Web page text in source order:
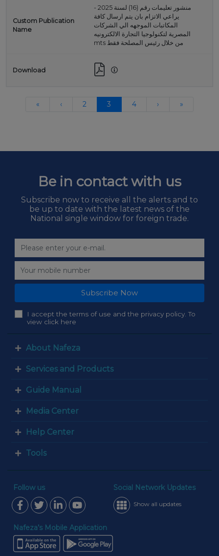
منشور تعليمات رقم (16) لسنة 2025 -
يراعي الاتزام بان يتم ارسال كافة
المكاتبات الموجهه الي الشركات
المصرية لتكنولوجيا التجارة الالكترونيه
mts من خلال رئيس المصلحة فقط
« ‹ 2 3 4 › »
Be in contact with us
Subscribe now to receive all the alerts and to
be up to date with the latest news of the
National single window for foreign trade.
Subscribe Now
I accept the terms of use and the privacy policy. To
view click here
About Nafeza
Services and Products
Guide Manual
Media Center
Help Center
Tools
Follow us Social Network Updates
Show all updates
Nafeza’s Mobile Application